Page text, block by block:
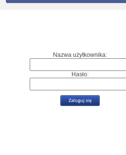
Nazwa użytkownika:
Hasło: